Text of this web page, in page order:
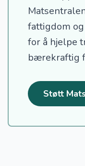
fattigdom
for å hjelpe
bærekraftig
Støtt